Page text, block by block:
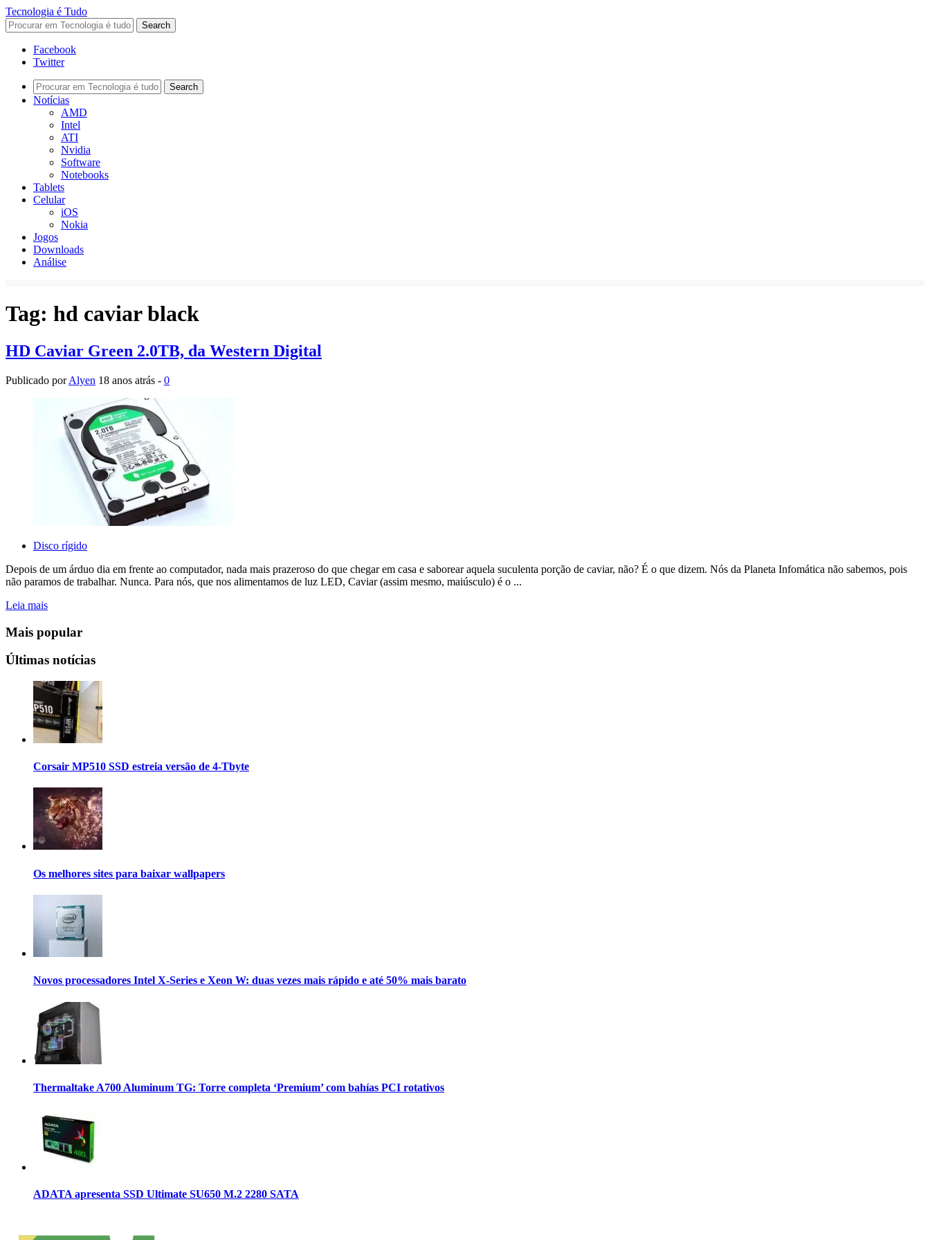
Tecnologia é Tudo
Facebook
Twitter
Notícias
AMD
Intel
ATI
Nvidia
Software
Notebooks
Tablets
Celular
iOS
Nokia
Jogos
Downloads
Análise
Tag: hd caviar black
HD Caviar Green 2.0TB, da Western Digital
Publicado porAlyen 18 anos atrás - 0
Disco rígido
Depois de um árduo dia em frente ao computador, nada mais prazeroso do que chegar em casa e saborear aquela suculenta porção de caviar, não? É o que dizem. Nós da Planeta Infomática não sabemos, pois
não paramos de trabalhar. Nunca. Para nós, que nos alimentamos de luz LED, Caviar (assim mesmo, maiúsculo) é o ...
Leia mais
Mais popular
Últimas notícias
Corsair MP510 SSD estreia versão de 4-Tbyte
Os melhores sites para baixar wallpapers
Novos processadores Intel X-Series e Xeon W: duas vezes mais rápido e até 50% mais barato
Thermaltake A700 Aluminum TG: Torre completa ‘Premium’ com bahías PCI rotativos
ADATA apresenta SSD Ultimate SU650 M.2 2280 SATA